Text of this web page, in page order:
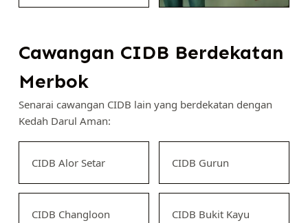
Cawangan CIDB Berdekatan
Merbok
Senarai cawangan CIDB lain yang berdekatan dengan
Kedah Darul Aman:
CIDB Alor Setar CIDB Gurun
CIDB Changloon
CIDB Bukit Kayu